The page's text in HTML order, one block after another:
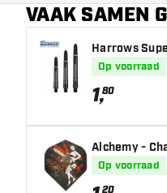
VAAK SAMEN
Harrows
Op voorraad
1,80
Alchemy -
Op voorraad
20